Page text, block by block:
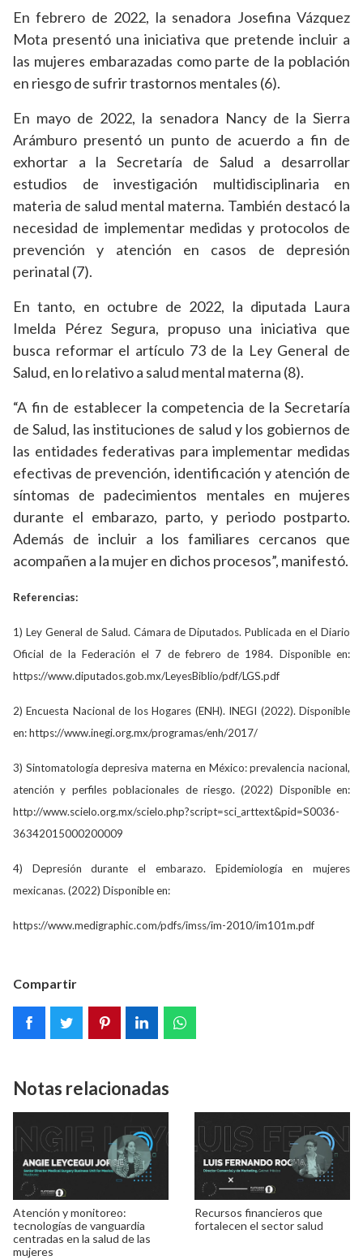
En febrero de 2022, la senadora Josefina Vázquez
Mota presentó una iniciativa que pretende incluir a
las mujeres embarazadas como parte de la población
en riesgo de sufrir trastornos mentales (6).
En mayo de 2022, la senadora Nancy de la Sierra
Arámburo presentó un punto de acuerdo a fin de
exhortar a la Secretaría de Salud a desarrollar
estudios de investigación multidisciplinaria en
materia de salud mental materna. También destacó la
necesidad de implementar medidas y protocolos de
prevención y atención en casos de depresión
perinatal (7).
En tanto, en octubre de 2022, la diputada Laura
Imelda Pérez Segura, propuso una iniciativa que
busca reformar el artículo 73 de la Ley General de
Salud, en lo relativo a salud mental materna (8).
“A fin de establecer la competencia de la Secretaría
de Salud, las instituciones de salud y los gobiernos de
las entidades federativas para implementar medidas
efectivas de prevención, identificación y atención de
síntomas de padecimientos mentales en mujeres
durante el embarazo, parto, y periodo postparto.
Además de incluir a los familiares cercanos que
acompañen a la mujer en dichos procesos”, manifestó.
Referencias:
1) Ley General de Salud. Cámara de Diputados. Publicada en el Diario
Oficial de la Federación el 7 de febrero de 1984. Disponible en:
https://www.diputados.gob.mx/LeyesBiblio/pdf/LGS.pdf
2) Encuesta Nacional de los Hogares (ENH). INEGI (2022). Disponible
en: https://www.inegi.org.mx/programas/enh/2017/
3) Sintomatología depresiva materna en México: prevalencia nacional,
atención y perfiles poblacionales de riesgo. (2022) Disponible en:
http://www.scielo.org.mx/scielo.php?script=sci_arttext&pid=S0036-
36342015000200009
4) Depresión durante el embarazo. Epidemiología en mujeres
mexicanas. (2022) Disponible en:
https://www.medigraphic.com/pdfs/imss/im-2010/im101m.pdf
Compartir
Notas relacionadas
Atención y monitoreo:
tecnologías de vanguardia
centradas en la salud de las
mujeres
Recursos financieros que
fortalecen el sector salud